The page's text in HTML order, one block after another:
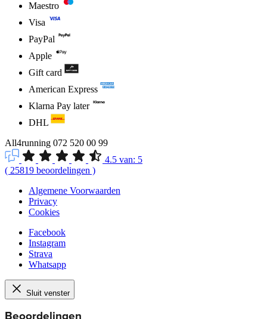
Maestro
Visa
PayPal
Apple
Gift card
American Express
Klarna Pay later
DHL
All4running 072 520 00 99
4.5 van: 5
( 25819 beoordelingen )
Algemene Voorwaarden
Privacy
Cookies
Facebook
Instagram
Strava
Whatsapp
Sluit venster